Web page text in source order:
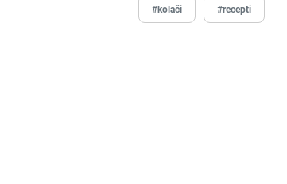
#kolači #recepti